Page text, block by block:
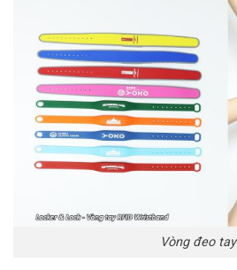
Vòng đeo tay